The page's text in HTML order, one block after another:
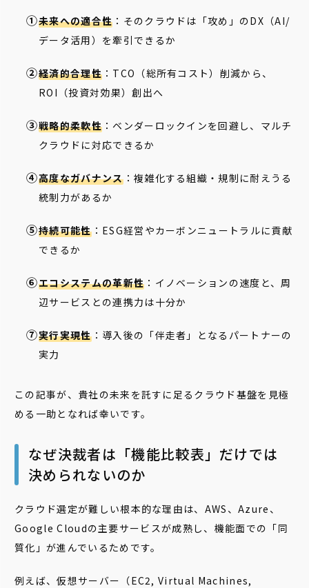
未来への適合性 ：そのクラウドは「攻め」のDX（AI/
データ活用）を牽引できるか
経済的合理性：TCO（総所有コスト）削減から、
ROI（投資対効果）創出へ
戦略的柔軟性：ベンダーロックインを回避し、マルチ
クラウドに対応できるか
高度なガバナンス：複雑化する組織・規制に耐えうる
統制力があるか
持続可能性：ESG経営やカーボンニュートラルに貢献
できるか
エコシステムの革新性 ：イノベーションの速度と、周
辺サービスとの連携力は十分か
実行実現性：導入後の「伴走者」となるパートナーの
実力
この記事が、貴社の未来を託すに足るクラウド基盤を見極
める一助となれば幸いです。
なぜ決裁者は「機能比較表」だけでは
決められないのか
クラウド選定が難しい根本的な理由は、AWS、Azure、
Google Cloudの主要サービスが成熟し、機能面での「同
質化」が進んでいるためです。
例えば、仮想サーバー（EC2, Virtual Machines,